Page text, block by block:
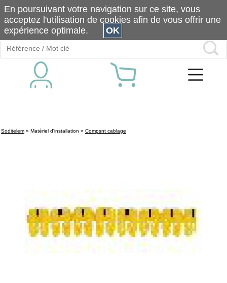
Soditelem » Matériel d'installation » Compsnt cablage
En poursuivant votre navigation sur ce site, vous
acceptez l'utilisation de cookies afin de vous offrir une
expérience optimale.
OK